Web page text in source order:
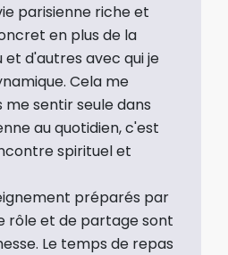
parisienne riche et
en plus de la
et d'autres avec qui je
Cela me
sentir seule dans
au quotidien, c'est
spirituel et
préparés par
rôle et de partage sont
Le temps de repas